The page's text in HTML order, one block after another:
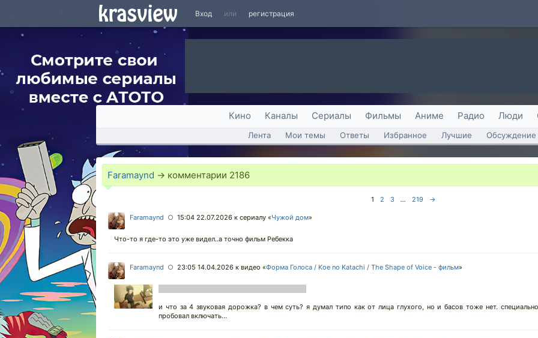
Вход или регистрация
Кино Каналы Сериалы Фильмы Аниме Радио Люди
Лента Мои темы Ответы Избранное Лучшие Обсуждение
Faramaynd → комментарии 2186
1 2 3 ... 219 →
Faramaynd ○ 15:04 22.07.2026 к сериалу «Чужой дом»
Что-то я где-то это уже видел..а точно фильм Ребекка
Faramaynd ○ 23:05 14.04.2026 к видео «Форма Голоса / Koe no Katachi / The Shape of Voice - фильм»
и что за 4 звуковая дорожка? в чем суть? я думал типо как от лица глухого, но и басов тоже нет.
пробовал включать...